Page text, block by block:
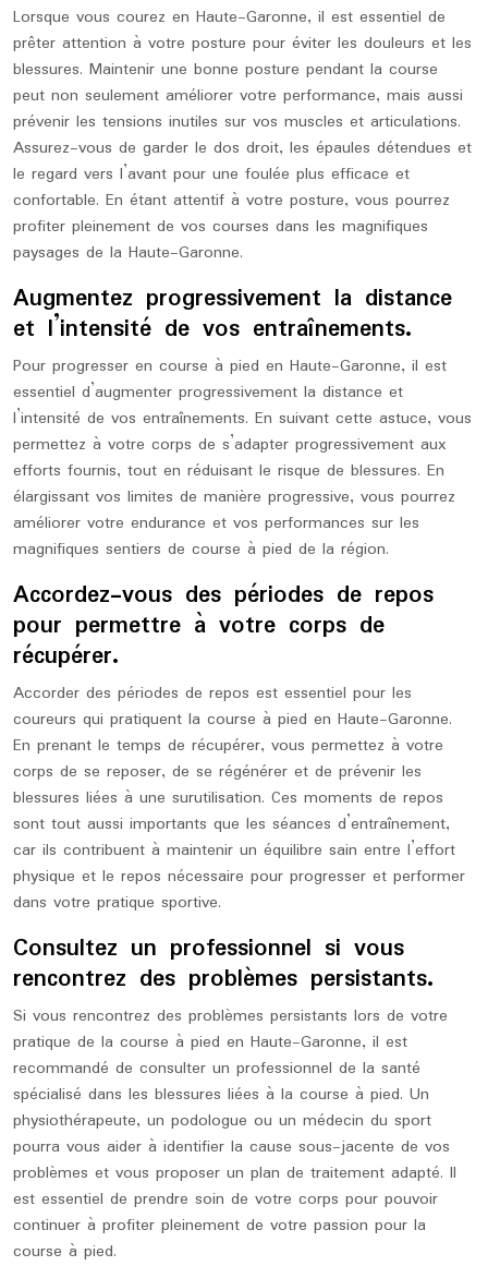
Lorsque vous courez en Haute-Garonne, il est essentiel de
prêter attention à votre posture pour éviter les douleurs et les
blessures. Maintenir une bonne posture pendant la course
peut non seulement améliorer votre performance, mais aussi
prévenir les tensions inutiles sur vos muscles et articulations.
Assurez-vous de garder le dos droit, les épaules détendues et
le regard vers l’avant pour une foulée plus efficace et
confortable. En étant attentif à votre posture, vous pourrez
profiter pleinement de vos courses dans les magnifiques
paysages de la Haute-Garonne.
Augmentez progressivement la distance
et l’intensité de vos entraînements.
Pour progresser en course à pied en Haute-Garonne, il est
essentiel d’augmenter progressivement la distance et
l’intensité de vos entraînements. En suivant cette astuce, vous
permettez à votre corps de s’adapter progressivement aux
efforts fournis, tout en réduisant le risque de blessures. En
élargissant vos limites de manière progressive, vous pourrez
améliorer votre endurance et vos performances sur les
magnifiques sentiers de course à pied de la région.
Accordez-vous des périodes de repos
pour permettre à votre corps de
récupérer.
Accorder des périodes de repos est essentiel pour les
coureurs qui pratiquent la course à pied en Haute-Garonne.
En prenant le temps de récupérer, vous permettez à votre
corps de se reposer, de se régénérer et de prévenir les
blessures liées à une surutilisation. Ces moments de repos
sont tout aussi importants que les séances d’entraînement,
car ils contribuent à maintenir un équilibre sain entre l’effort
physique et le repos nécessaire pour progresser et performer
dans votre pratique sportive.
Consultez un professionnel si vous
rencontrez des problèmes persistants.
Si vous rencontrez des problèmes persistants lors de votre
pratique de la course à pied en Haute-Garonne, il est
recommandé de consulter un professionnel de la santé
spécialisé dans les blessures liées à la course à pied. Un
physiothérapeute, un podologue ou un médecin du sport
pourra vous aider à identifier la cause sous-jacente de vos
problèmes et vous proposer un plan de traitement adapté. Il
est essentiel de prendre soin de votre corps pour pouvoir
continuer à profiter pleinement de votre passion pour la
course à pied.